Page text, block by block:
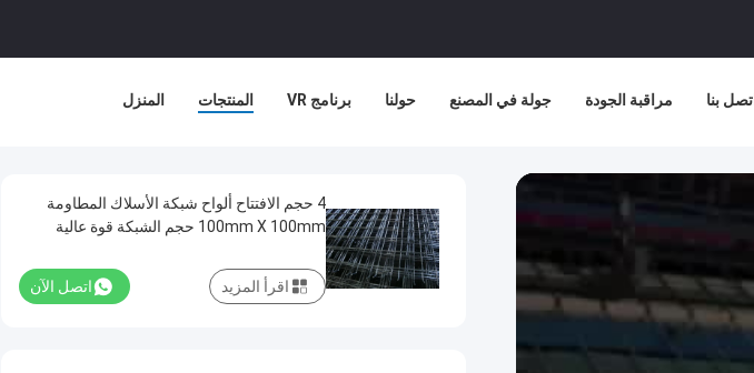
المنزل المنتجات برنامج VR حولنا جولة في المصنع مراقبة الجودة اتصل بنا
4 حجم الافتتاح ألواح شبكة الأسلاك المطاومة
100mm X 100mm حجم الشبكة قوة عالية
اتصل الآن اقرأ المزيد